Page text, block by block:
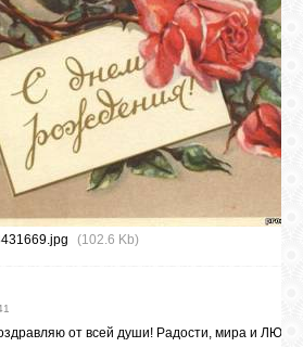
(102.6 Kb)
от всей души! Радости, мира и